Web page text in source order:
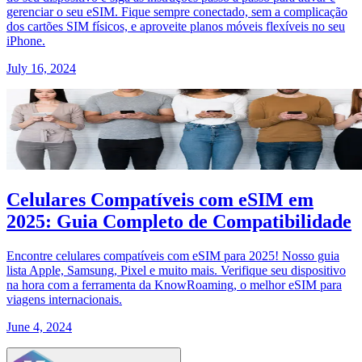
gerenciar o seu eSIM. Fique sempre conectado, sem a complicação
dos cartões SIM físicos, e aproveite planos móveis flexíveis no seu
iPhone.
July 16, 2024
Celulares Compatíveis com eSIM em
2025: Guia Completo de Compatibilidade
Encontre celulares compatíveis com eSIM para 2025! Nosso guia
lista Apple, Samsung, Pixel e muito mais. Verifique seu dispositivo
na hora com a ferramenta da KnowRoaming, o melhor eSIM para
viagens internacionais.
June 4, 2024